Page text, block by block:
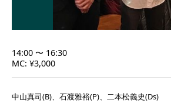
14:00 〜 16:30
MC: ¥3,000
中山真司(B)、石渡雅裕(P)、二本松義史(Ds)